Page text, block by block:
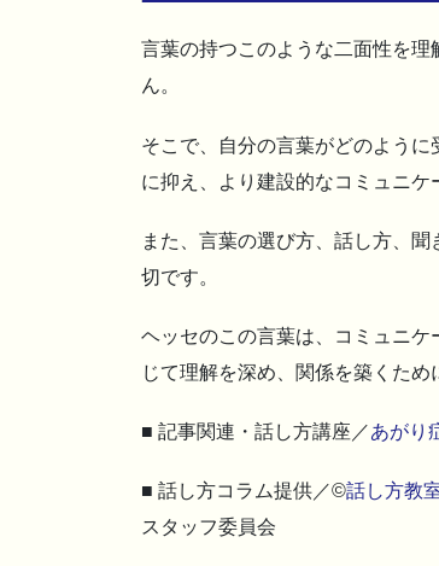
言葉の持つこのような二面性を
ん。
そこで、自分の言葉がどのよう
に抑え、より建設的なコミュニケ
また、言葉の選び方、話し方、
切です。
ヘッセのこの言葉は、コミュニ
じて理解を深め、関係を築くた
■ 記事関連・話し方講座／あがり
■ 話し方コラム提供／©話し方教
スタッフ委員会